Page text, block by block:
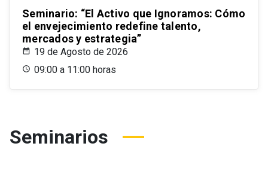
Seminario: “El Activo que Ignoramos: Cómo
el envejecimiento redefine talento,
mercados y estrategia”
19 de Agosto de 2026
09:00 a 11:00 horas
Seminarios